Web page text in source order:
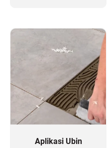
Aplikasi Ubin